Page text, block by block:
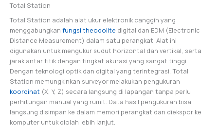
Total Station
Total Station adalah alat ukur elektronik canggih yang
menggabungkan fungsi theodolite digital dan EDM (Electronic
Distance Measurement) dalam satu perangkat. Alat ini
digunakan untuk mengukur sudut horizontal dan vertikal, serta
jarak antar titik dengan tingkat akurasi yang sangat tinggi.
Dengan teknologi optik dan digital yang terintegrasi, Total
Station memungkinkan surveyor melakukan pengukuran
koordinat (X, Y, Z) secara langsung di lapangan tanpa perlu
perhitungan manual yang rumit. Data hasil pengukuran bisa
langsung disimpan ke dalam memori perangkat dan diekspor ke
komputer untuk diolah lebih lanjut.